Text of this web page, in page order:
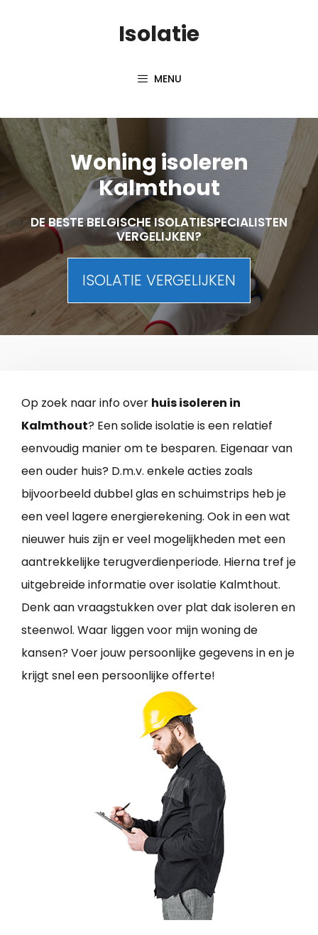
Isolatie
MENU
Woning isoleren
Kalmthout
DE BESTE BELGISCHE ISOLATIESPECIALISTEN
VERGELIJKEN?
ISOLATIE VERGELIJKEN
Op zoek naar info over huis isoleren in
Kalmthout? Een solide isolatie is een relatief
eenvoudig manier om te besparen. Eigenaar van
een ouder huis? D.m.v. enkele acties zoals
bijvoorbeeld dubbel glas en schuimstrips heb je
een veel lagere energierekening. Ook in een wat
nieuwer huis zijn er veel mogelijkheden met een
aantrekkelijke terugverdienperiode. Hierna tref je
uitgebreide informatie over isolatie Kalmthout.
Denk aan vraagstukken over plat dak isoleren en
steenwol. Waar liggen voor mijn woning de
kansen? Voer jouw persoonlijke gegevens in en je
krijgt snel een persoonlijke offerte!